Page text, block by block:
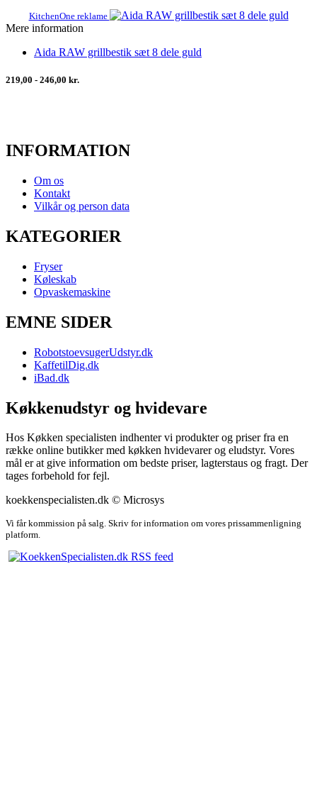
KitchenOne reklame
Mere information
Aida RAW grillbestik sæt 8 dele guld
219,00 - 246,00 kr.
INFORMATION
Om os
Kontakt
Vilkår og person data
KATEGORIER
Fryser
Køleskab
Opvaskemaskine
EMNE SIDER
RobotstoevsugerUdstyr.dk
KaffetilDig.dk
iBad.dk
Køkkenudstyr og hvidevare
Hos Køkken specialisten indhenter vi produkter og priser fra en
række online butikker med køkken hvidevarer og eludstyr. Vores
mål er at give information om bedste priser, lagterstaus og fragt. Der
tages forbehold for fejl.
koekkenspecialisten.dk © Microsys
Vi får kommission på salg. Skriv for information om vores prissammenligning
platform.